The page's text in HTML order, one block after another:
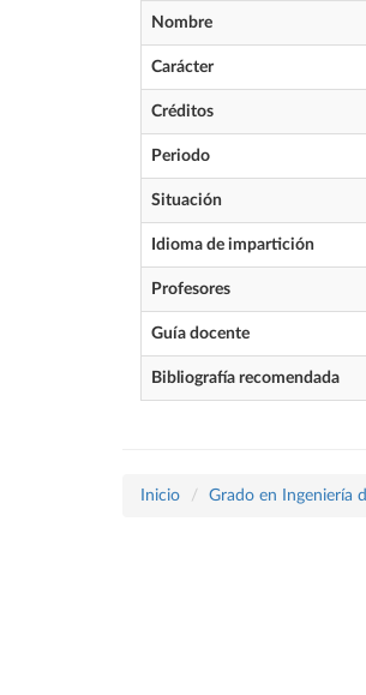
Nombre
Carácter
Créditos
Periodo
Situación
Idioma de impartición
Profesores
Guía docente
Bibliografía recomendada
Inicio Grado en Ingeniería